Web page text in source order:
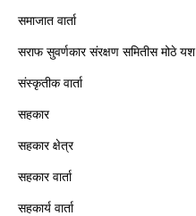
समाजात वार्ता
सराफ सुवर्णकार संरक्षण समितीस मोठे यश
संस्कृतीक वार्ता
सहकार
सहकार क्षेत्र
सहकार वार्ता
सहकार्य वार्ता